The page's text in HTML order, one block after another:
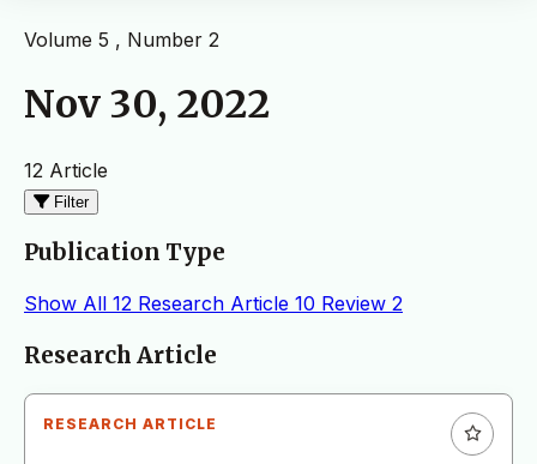
Volume 5 , Number 2
Nov 30, 2022
12 Article
Filter
Publication Type
Show All 12 Research Article 10 Review 2
Articles
Research Article
RESEARCH ARTICLE